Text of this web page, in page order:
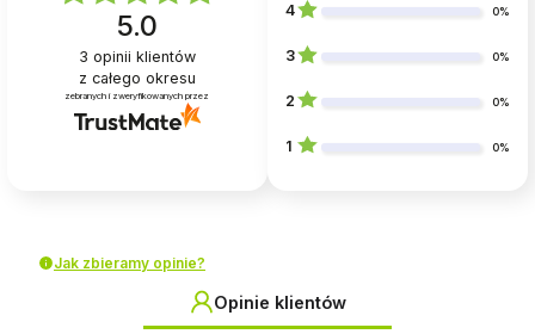
5.0
3 opinii klientów
z całego okresu
zebranych i zweryfikowanych przez
4 0%
3 0%
2 0%
1 0%
Jak zbieramy opinie?
Opinie klientów